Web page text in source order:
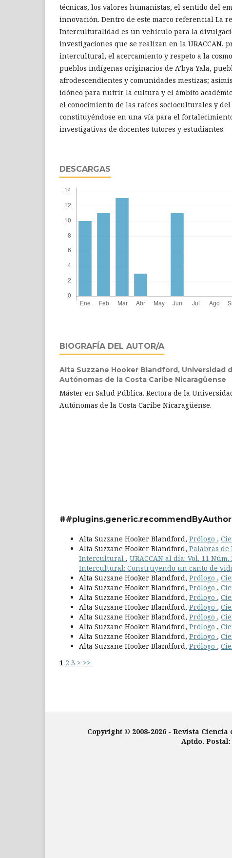
técnicas, los valores humanistas, el sentido del
innovación. Dentro de este marco referencial La
Interculturalidad es un vehículo para la
investigaciones que se realizan en la URACCAN,
intercultural, el acercamiento y respeto a la
pueblos indígenas originarios de A’bya Yala,
afrodescendientes y comunidades mestizas;
idóneo para nutrir la cultura y el ámbito
el conocimiento de las raíces socioculturales y
constituyéndose en una vía para el
investigativas de docentes tutores y estudiantes.
DESCARGAS
BIOGRAFÍA DEL AUTOR/A
Alta Suzzane Hooker Blandford, Universidad
Autónomas de la Costa Caribe Nicaragüense
Máster en Salud Pública. Rectora de la
Autónomas de la Costa Caribe Nicaragüense.
Alta Suzzane Hooker Blandford, Prólogo ,
Alta Suzzane Hooker Blandford, Palabras
Intercultural , URACCAN al día: Vol. 11
Intercultural: Construyendo un canto de
Alta Suzzane Hooker Blandford, Prólogo ,
Alta Suzzane Hooker Blandford, Prólogo ,
Alta Suzzane Hooker Blandford, Prólogo ,
Alta Suzzane Hooker Blandford, Prólogo ,
Alta Suzzane Hooker Blandford, Prólogo ,
Alta Suzzane Hooker Blandford, Prólogo ,
Alta Suzzane Hooker Blandford, Prólogo ,
Alta Suzzane Hooker Blandford, Prólogo ,
1 2 3 > >>
Copyright © 2008-2026 - Revista
Aptdo.